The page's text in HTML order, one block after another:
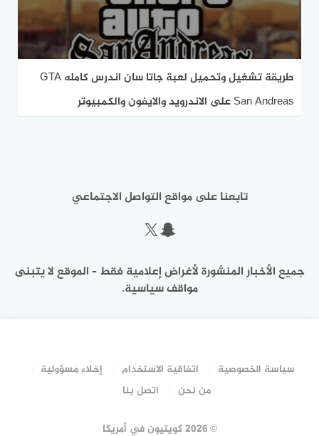
طريقة تشغيل وتحميل لعبة جاتا سان اندرس كامله GTA
San Andreas على الاندرويد والايفون والكمبيوتر
تابعنا على مواقع التواصل الاجتماعي
سناب شات
إكس
جميع الأخبار المنشورة لأغراض إعلامية فقط – الموقع لا يتبنى
مواقف سياسية.
سياسة الخصوصية اتفاقية الاستخدام
إخلاء مسؤولية
من نحن
اتصل بنا
©2026 كويتيون في أمريكا